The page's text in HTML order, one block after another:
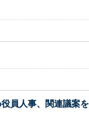
員人事、関連議案を